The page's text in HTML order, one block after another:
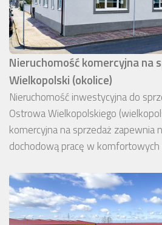
Nieruchomość komercyjna na
Wielkopolski (okolice)
Nieruchomość inwestycyjna do
Ostrowa Wielkopolskiego
komercyjna na sprzedaż zapewnia
dochodową pracę w komfortowych